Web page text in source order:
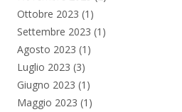
Ottobre 2023 (1)
Settembre 2023 (1)
Agosto 2023 (1)
Luglio 2023 (3)
Giugno 2023 (1)
Maggio 2023 (1)